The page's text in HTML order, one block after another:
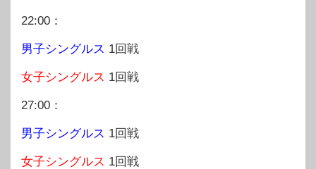
22:00：
男子シングルス 1回戦
女子シングルス 1回戦
27:00：
男子シングルス 1回戦
女子シングルス 1回戦